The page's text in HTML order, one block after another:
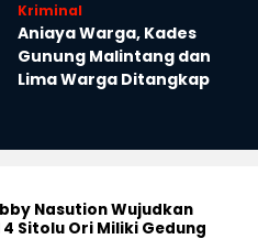
Kriminal
Aniaya Warga, Kades
Gunung Malintang dan
Lima Warga Ditangkap
Nasution Wujudkan
4 Sitolu Ori Miliki Gedung